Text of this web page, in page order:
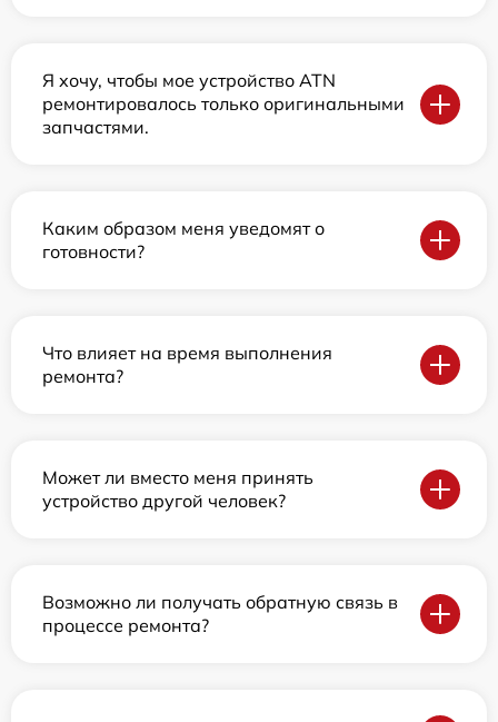
Я хочу, чтобы мое устройство ATN
ремонтировалось только оригинальными
запчастями.
Каким образом меня уведомят о
готовности?
Что влияет на время выполнения
ремонта?
Может ли вместо меня принять
устройство другой человек?
Возможно ли получать обратную связь в
процессе ремонта?